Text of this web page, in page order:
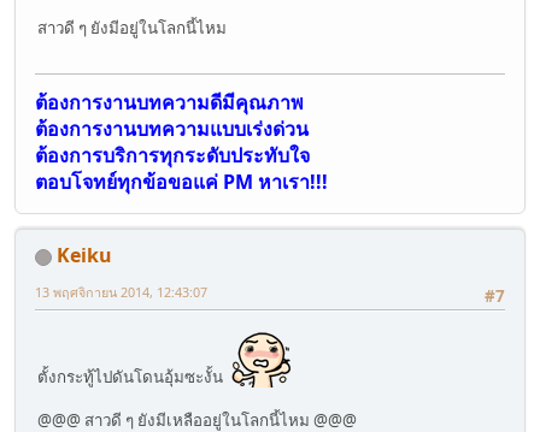
สาวดี ๆ ยังมีอยู่ในโลกนี้ไหม
ต้องการงานบทความดีมีคุณภาพ
ต้องการงานบทความแบบเร่งด่วน
ต้องการบริการทุกระดับประทับใจ
ตอบโจทย์ทุกข้อขอแค่ PM หาเรา!!!
Keiku
#7
13 พฤศจิกายน 2014, 12:43:07
ตั้งกระทู้ไปดันโดนอุ้มซะงั้น
@@@ สาวดี ๆ ยังมีเหลืออยู่ในโลกนี้ไหม @@@